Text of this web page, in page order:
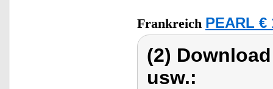
Frankreich PEARL €
(2)
usw.: